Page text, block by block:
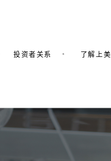
投资者关系 了解上美